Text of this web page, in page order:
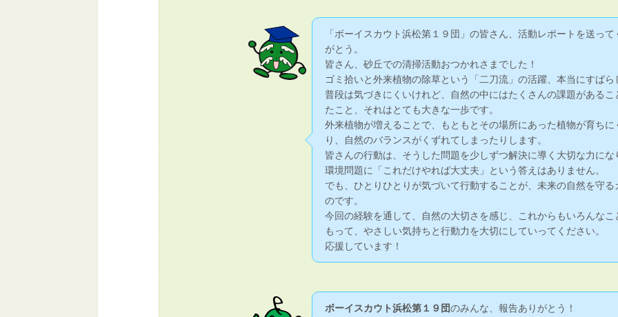
「ボーイスカウト浜松第１９団」の皆さん、活動レポートを送っ
がとう。
皆さん、砂丘での清掃活動おつかれさまでした！
ゴミ拾いと外来植物の除草という「二刀流」の活躍、本当にすばら
普段は気づきにくいけれど、自然の中にはたくさんの課題があるこ
たこと、それはとても大きな一歩です。
外来植物が増えることで、もともとその場所にあった植物が育ちに
り、自然のバランスがくずれてしまったりします。
皆さんの行動は、そうした問題を少しずつ解決に導く大切な力にな
環境問題に「これだけやれば大丈夫」という答えはありません。
でも、ひとりひとりが気づいて行動することが、未来の自然を守る
のです。
今回の経験を通して、自然の大切さを感じ、これからもいろんなこ
もって、やさしい気持ちと行動力を大切にしていってください。
応援しています！
ボーイスカウト浜松第１９団のみんな、報告ありがとう！